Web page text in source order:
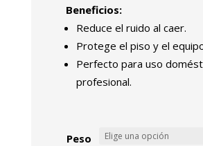
Beneficios:
Reduce el ruido al caer.
Protege el piso y el
Perfecto para uso
profesional.
Peso